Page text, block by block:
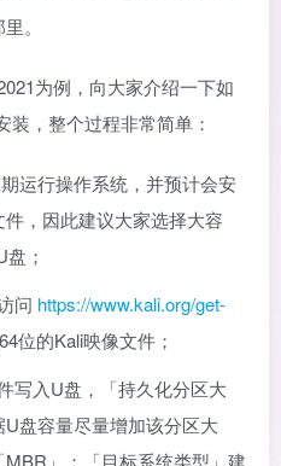
。
为例，向大家介绍一下如
，整个过程非常简单：
运行操作系统，并预计会安
，因此建议大家选择大容
；
问 https://www.kali.org/get-
位的Kali映像文件；
写入U盘，「持久化分区大
盘容量尽量增加该分区大
」；「目标系统类型」建